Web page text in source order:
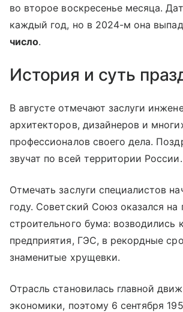
во второе воскресенье месяца.
каждый год, но в 2024-м она
число.
История и суть
В августе отмечают заслуги
архитекторов, дизайнеров и
профессионалов своего дела.
звучат по всей территории России.
Отмечать заслуги специалистов
году. Советский Союз оказался на
строительного бума: возводились
предприятия, ГЭС, в рекордные
знаменитые хрущевки.
Отрасль становилась главной
экономики, поэтому 6 сентября